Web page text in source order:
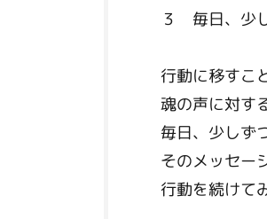
３ 毎日、少
行動に移すこ
魂の声に対す
毎日、少しず
そのメッセー
行動を続けて